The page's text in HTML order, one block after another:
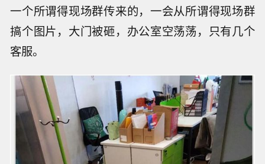
一个所谓得现场群传来的，一会从所谓得现场群
搞个图片，大门被砸，办公室空荡荡，只有几个
客服。